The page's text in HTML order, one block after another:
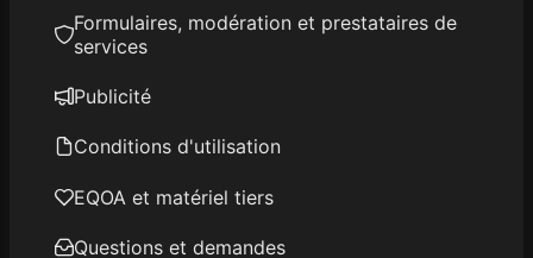
Formulaires, modération et prestataires de
services
Publicité
Conditions d'utilisation
EQOA et matériel tiers
Questions et demandes